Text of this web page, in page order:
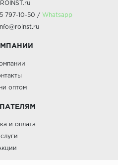
797-10-50 / Whatsapp
оптом
и оплата